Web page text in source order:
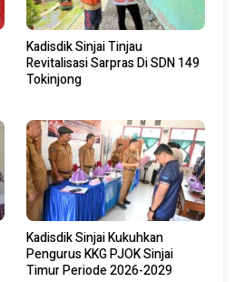
Kadisdik Sinjai Tinjau
Revitalisasi Sarpras Di SDN 149
Tokinjong
Kadisdik Sinjai Kukuhkan
Pengurus KKG PJOK Sinjai
Timur Periode 2026-2029